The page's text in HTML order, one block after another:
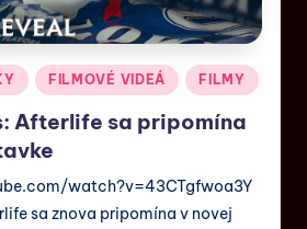
FILMOVÉ VIDEÁ FILMY
Afterlife sa pripomína
watch?v=43CTgfwoa3Y
sa znova pripomína v novej